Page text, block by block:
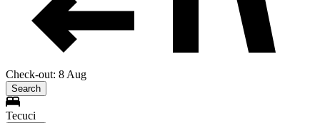
Check-out: 8 Aug
Search
Tecuci